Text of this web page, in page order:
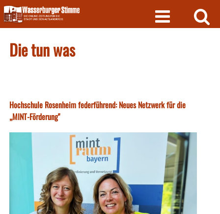
Skip
to
content
Die tun was
Hochschule Rosenheim federführend: Neues Netzwerk für die
„MINT-Förderung"